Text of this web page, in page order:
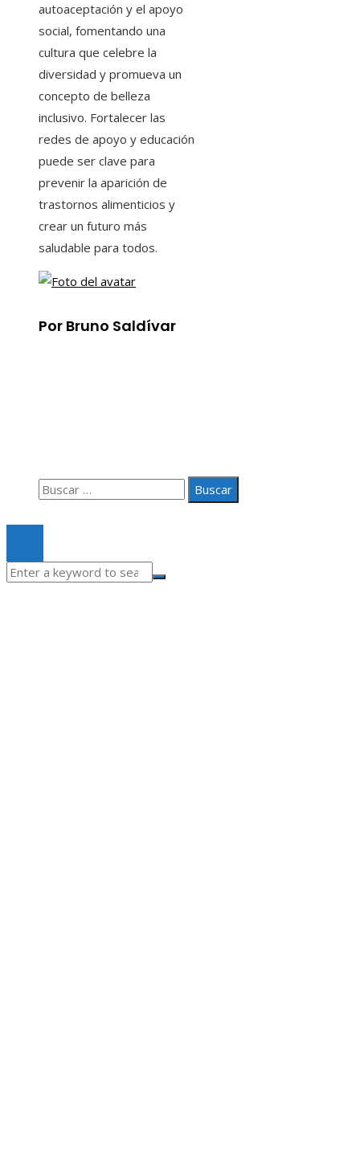
autoaceptación y el apoyo
social, fomentando una
cultura que celebre la
diversidad y promueva un
concepto de belleza
inclusivo. Fortalecer las
redes de apoyo y educación
puede ser clave para
prevenir la aparición de
trastornos alimenticios y
crear un futuro más
saludable para todos.
Por Bruno Saldívar
Buscar: